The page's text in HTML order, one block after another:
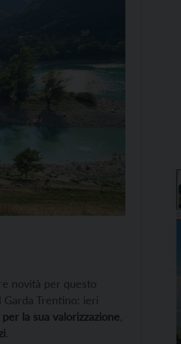
novità per questo
Trentino: ieri
la sua valorizzazione
.